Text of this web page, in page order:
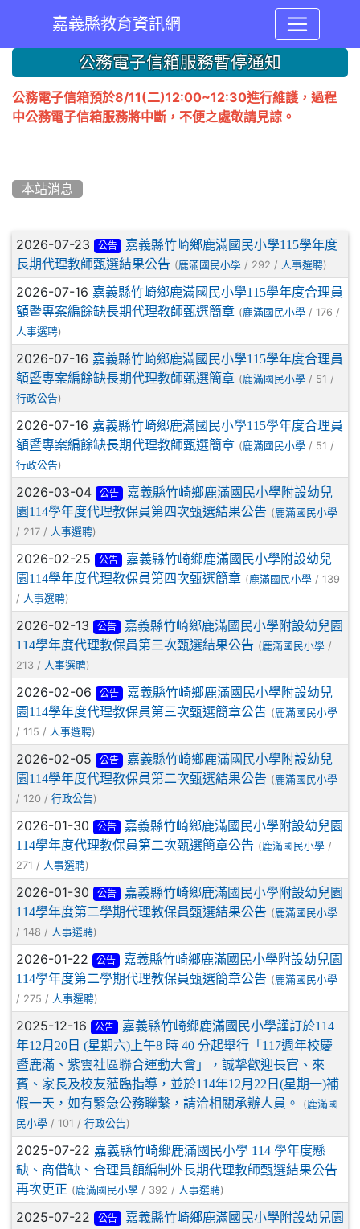
嘉義縣教育資訊網
::: 公務電子信箱服務暫停通知
公務電子信箱預於8/11(二)12:00~12:30進行維護，過程
中公務電子信箱服務將中斷，不便之處敬請見諒。
本站消息
文章列表
2026-07-23 公告
嘉義縣竹崎鄉鹿滿國民小學115學年度
長期代理教師甄選結果公告 (鹿滿國民小學 / 292 / 人事選聘)
2026-07-16 嘉義縣竹崎鄉鹿滿國民小學115學年度合理員
額暨專案編餘缺長期代理教師甄選簡章 (鹿滿國民小學 / 176 /
人事選聘)
2026-07-16 嘉義縣竹崎鄉鹿滿國民小學115學年度合理員
額暨專案編餘缺長期代理教師甄選簡章 (鹿滿國民小學 / 51 /
行政公告)
2026-07-16 嘉義縣竹崎鄉鹿滿國民小學115學年度合理員
額暨專案編餘缺長期代理教師甄選簡章 (鹿滿國民小學 / 51 /
行政公告)
2026-03-04 公告
嘉義縣竹崎鄉鹿滿國民小學附設幼兒
園114學年度代理教保員第四次甄選結果公告 (鹿滿國民小學
/ 217 / 人事選聘)
2026-02-25 公告
嘉義縣竹崎鄉鹿滿國民小學附設幼兒
園114學年度代理教保員第四次甄選簡章 (鹿滿國民小學 / 139
/ 人事選聘)
2026-02-13 公告
嘉義縣竹崎鄉鹿滿國民小學附設幼兒園
114學年度代理教保員第三次甄選結果公告 (鹿滿國民小學 /
213 / 人事選聘)
2026-02-06 公告
嘉義縣竹崎鄉鹿滿國民小學附設幼兒
園114學年度代理教保員第三次甄選簡章公告 (鹿滿國民小學
/ 115 / 人事選聘)
2026-02-05 公告
嘉義縣竹崎鄉鹿滿國民小學附設幼兒
園114學年度代理教保員第二次甄選結果公告 (鹿滿國民小學
/ 120 / 行政公告)
2026-01-30 公告
嘉義縣竹崎鄉鹿滿國民小學附設幼兒園
114學年度代理教保員第二次甄選簡章公告 (鹿滿國民小學 /
271 / 人事選聘)
2026-01-30 公告
嘉義縣竹崎鄉鹿滿國民小學附設幼兒園
114學年度第二學期代理教保員甄選結果公告 (鹿滿國民小學
/ 148 / 人事選聘)
2026-01-22 公告
嘉義縣竹崎鄉鹿滿國民小學附設幼兒園
114學年度第二學期代理教保員甄選簡章公告 (鹿滿國民小學
/ 275 / 人事選聘)
2025-12-16 公告
嘉義縣竹崎鄉鹿滿國民小學謹訂於114
年12月20日 (星期六)上午8 時 40 分起舉行「117週年校慶
暨鹿滿、紫雲社區聯合運動大會」，誠摯歡迎長官、來
賓、家長及校友蒞臨指導，並於114年12月22日(星期一)補
假一天，如有緊急公務聯繫，請洽相關承辦人員。
(鹿滿國
民小學 / 101 / 行政公告)
2025-07-22 嘉義縣竹崎鄉鹿滿國民小學 114 學年度懸
缺、商借缺、合理員額編制外長期代理教師甄選結果公告
再次更正 (鹿滿國民小學 / 392 / 人事選聘)
2025-07-22 公告
嘉義縣竹崎鄉鹿滿國民小學附設幼兒園